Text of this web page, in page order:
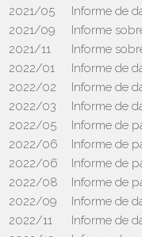
2021/05
Informe de
2021/09
Informe
2021/11
Informe
2022/01
Informe de
2022/02
Informe de
2022/03
Informe de
2022/05
Informe de
2022/06
Informe de
2022/06
Informe de
2022/08
Informe de
2022/09
Informe de
2022/11
Informe de